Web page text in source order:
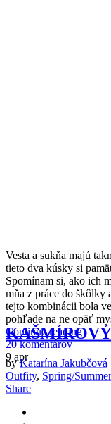
Vesta a sukňa majú
tieto dva kúsky si
Spomínam si, ako ich
mňa z práce do
tejto kombinácii bola
pohľade na ne opäť
Continue reading
20 komentárov
9 apr
byKatarína Jakubčová
Outfity, Spring/Summer
Share